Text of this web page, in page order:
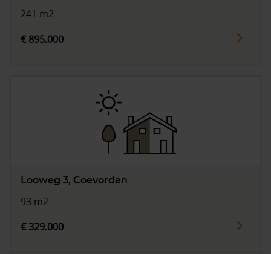
241 m2
€ 895.000
Looweg 3, Coevorden
93 m2
€ 329.000